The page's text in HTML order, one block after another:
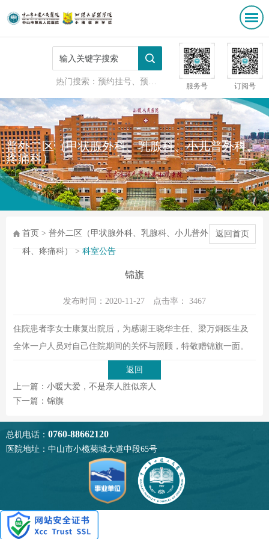
热门搜索：预约挂号、预防接种 服务号 订阅号
普外二区（甲状腺外科、乳腺科、小儿普外科、
疼痛科）
返回首页
首页 >普外二区（甲状腺外科、乳腺科、小儿普外
科、疼痛科）
>科室公告
锦旗
发布时间：2020-11-27 点击率： 3467
住院患者李女士康复出院后，为感谢王晓华主任、梁万炯医生及
全体一户人员对自己住院期间的关怀与照顾，特敬赠锦旗一面。
返回
上一篇：小暖大爱，不是亲人胜似亲人
下一篇：锦旗
总机电话： 0760-88662120
医院地址：中山市小榄菊城大道中段65号